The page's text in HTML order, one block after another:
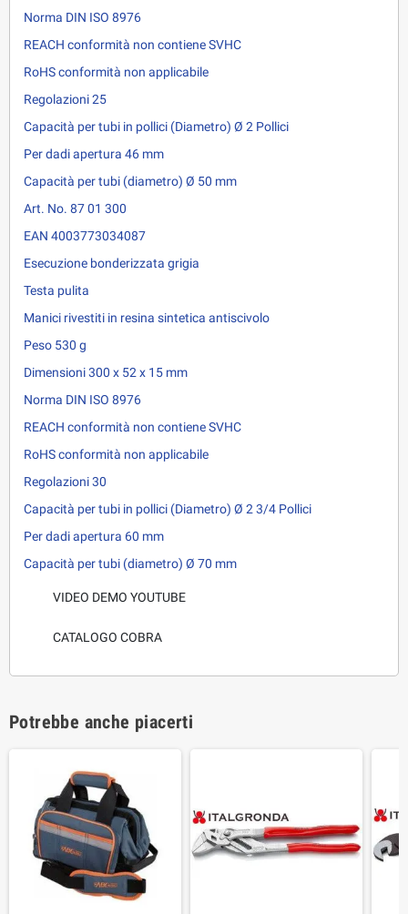
Norma DIN ISO 8976
REACH conformità non contiene SVHC
RoHS conformità non applicabile
Regolazioni 25
Capacità per tubi in pollici (Diametro) Ø 2 Pollici
Per dadi apertura 46 mm
Capacità per tubi (diametro) Ø 50 mm
Art. No. 87 01 300
EAN 4003773034087
Esecuzione bonderizzata grigia
Testa pulita
Manici rivestiti in resina sintetica antiscivolo
Peso 530 g
Dimensioni 300 x 52 x 15 mm
Norma DIN ISO 8976
REACH conformità non contiene SVHC
RoHS conformità non applicabile
Regolazioni 30
Capacità per tubi in pollici (Diametro) Ø 2 3/4 Pollici
Per dadi apertura 60 mm
Capacità per tubi (diametro) Ø 70 mm
VIDEO DEMO YOUTUBE
CATALOGO COBRA
Potrebbe anche piacerti